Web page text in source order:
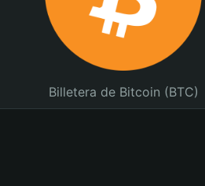
Billetera de Bitcoin (BTC)